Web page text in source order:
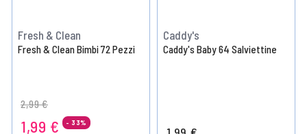
Fresh & Clean
Fresh & Clean Bimbi 72 Pezzi
Price reduced from
2,99 €to
1,99 € - 33%
Caddy's
Caddy's Baby 64 Salviettine